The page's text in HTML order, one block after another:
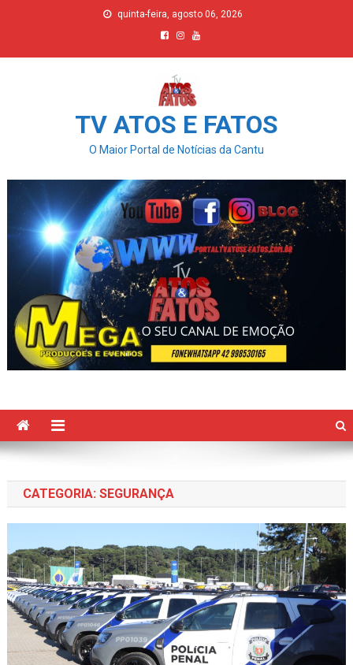
quinta-feira, agosto 06, 2026
TV ATOS E FATOS
O Maior Portal de Notícias da Cantu
CATEGORIA: SEGURANÇA